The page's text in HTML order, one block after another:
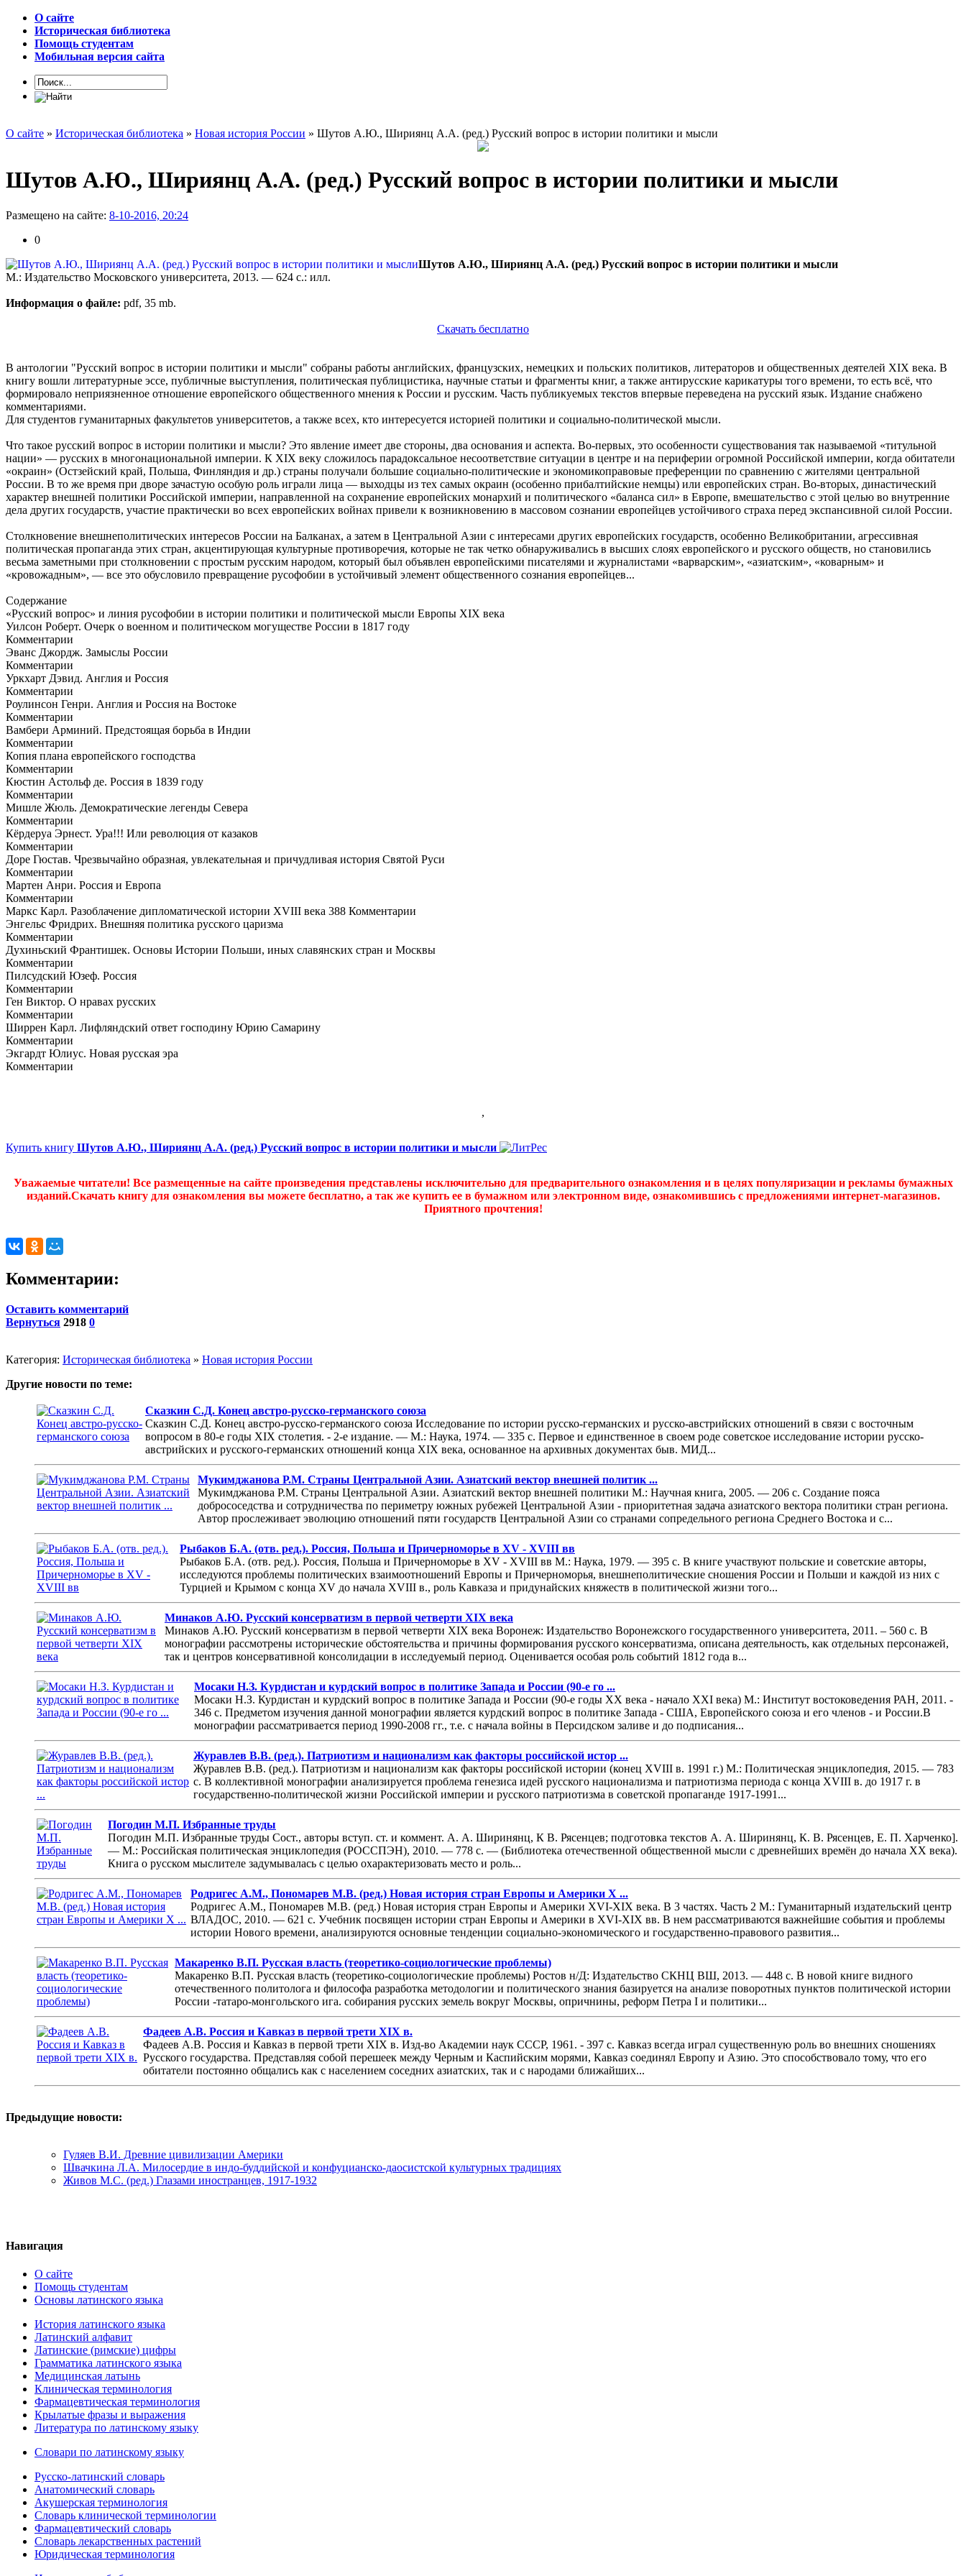
О сайте
Историческая библиотека
Помощь студентам
Мобильная версия сайта
О сайте » Историческая библиотека » Новая история России » Шутов А.Ю., Шириянц А.А. (ред.) Русский вопрос в истории политики и мысли
Шутов А.Ю., Шириянц А.А. (ред.) Русский вопрос в истории политики и мысли
Размещено на сайте: 8-10-2016, 20:24
0
Шутов А.Ю., Шириянц А.А. (ред.) Русский вопрос в истории политики и мысли
М.: Издательство Московского университета, 2013. — 624 с.: илл.
Информация о файле: pdf, 35 mb.
Скачать бесплатно
В антологии "Русский вопрос в истории политики и мысли" собраны работы английских, французских, немецких и польских политиков, литераторов и общественных деятелей XIX века. В
книгу вошли литературные эссе, публичные выступления, политическая публицистика, научные статьи и фрагменты книг, а также антирусские карикатуры того времени, то есть всё, что
формировало неприязненное отношение европейского общественного мнения к России и русским. Часть публикуемых текстов впервые переведена на русский язык. Издание снабжено
комментариями.
Для студентов гуманитарных факультетов университетов, а также всех, кто интересуется историей политики и социально-политической мысли.
Что такое русский вопрос в истории политики и мысли? Это явление имеет две стороны, два основания и аспекта. Во-первых, это особенности существования так называемой «титульной
нации» — русских в многонациональной империи. К XIX веку сложилось парадоксальное несоответствие ситуации в центре и на периферии огромной Российской империи, когда обитатели
«окраин» (Остзейский край, Польша, Финляндия и др.) страны получали большие социально-политические и экономикоправовые преференции по сравнению с жителями центральной
России. В то же время при дворе зачастую особую роль играли лица — выходцы из тех самых окраин (особенно прибалтийские немцы) или европейских стран. Во-вторых, династический
характер внешней политики Российской империи, направленной на сохранение европейских монархий и политического «баланса сил» в Европе, вмешательство с этой целью во внутренние
дела других государств, участие практически во всех европейских войнах привели к возникновению в массовом сознании европейцев устойчивого страха перед экспансивной силой России.
Столкновение внешнеполитических интересов России на Балканах, а затем в Центральной Азии с интересами других европейских государств, особенно Великобритании, агрессивная
политическая пропаганда этих стран, акцентирующая культурные противоречия, которые не так четко обнаруживались в высших слоях европейского и русского обществ, но становились
весьма заметными при столкновении с простым русским народом, который был объявлен европейскими писателями и журналистами «варварским», «азиатским», «коварным» и
«кровожадным», — все это обусловило превращение русофобии в устойчивый элемент общественного сознания европейцев...
Содержание
«Русский вопрос» и линия русофобии в истории политики и политической мысли Европы XIX века
Уилсон Роберт. Очерк о военном и политическом могуществе России в 1817 году
Комментарии
Эванс Джордж. Замыслы России
Комментарии
Уркхарт Дэвид. Англия и Россия
Комментарии
Роулинсон Генри. Англия и Россия на Востоке
Комментарии
Вамбери Арминий. Предстоящая борьба в Индии
Комментарии
Копия плана европейского господства
Комментарии
Кюстин Астольф де. Россия в 1839 году
Комментарии
Мишле Жюль. Демократические легенды Севера
Комментарии
Кёрдеруа Эрнест. Ура!!! Или революция от казаков
Комментарии
Доре Гюстав. Чрезвычайно образная, увлекательная и причудливая история Святой Руси
Комментарии
Мартен Анри. Россия и Европа
Комментарии
Маркс Карл. Разоблачение дипломатической истории XVIII века 388 Комментарии
Энгельс Фридрих. Внешняя политика русского царизма
Комментарии
Духиньский Франтишек. Основы Истории Польши, иных славянских стран и Москвы
Комментарии
Пилсудский Юзеф. Россия
Комментарии
Ген Виктор. О нравах русских
Комментарии
Ширрен Карл. Лифляндский ответ господину Юрию Самарину
Комментарии
Экгардт Юлиус. Новая русская эра
Комментарии
,
Купить книгу Шутов А.Ю., Шириянц А.А. (ред.) Русский вопрос в истории политики и мысли
Уважаемые читатели! Все размещенные на сайте произведения представлены исключительно для предварительного ознакомления и в целях популяризации и рекламы бумажных
изданий.Скачать книгу для ознакомления вы можете бесплатно, а так же купить ее в бумажном или электронном виде, ознакомившись с предложениями интернет-магазинов.
Приятного прочтения!
Комментарии:
Оставить комментарий
Вернуться 2918 0
Категория: Историческая библиотека » Новая история России
Другие новости по теме:
Сказкин С.Д. Конец австро-русско-германского союза
Сказкин С.Д. Конец австро-русско-германского союза Исследование по истории русско-германских и русско-австрийских отношений в связи с восточным
вопросом в 80-е годы XIX столетия. - 2-е издание. — М.: Наука, 1974. — 335 с. Первое и единственное в своем роде советское исследование истории русско-
австрийских и русского-германских отношений конца XIX века, основанное на архивных документах быв. МИД...
Мукимджанова Р.М. Страны Центральной Азии. Азиатский вектор внешней политик ...
Мукимджанова Р.М. Страны Центральной Азии. Азиатский вектор внешней политики М.: Научная книга, 2005. — 206 с. Создание пояса
добрососедства и сотрудничества по периметру южных рубежей Центральной Азии - приоритетная задача азиатского вектора политики стран региона.
Автор прослеживает эволюцию отношений пяти государств Центральной Азии со странами сопредельного региона Среднего Востока и с...
Рыбаков Б.А. (отв. ред.). Россия, Польша и Причерноморье в XV - XVIII вв
Рыбаков Б.А. (отв. ред.). Россия, Польша и Причерноморье в XV - XVIII вв М.: Наука, 1979. — 395 с. В книге участвуют польские и советские авторы,
исследуются проблемы политических взаимоотношений Европы и Причерноморья, внешнеполитические сношения России и Польши и каждой из них с
Турцией и Крымом с конца XV до начала XVIII в., роль Кавказа и придунайских княжеств в политической жизни того...
Минаков А.Ю. Русский консерватизм в первой четверти XIX века
Минаков А.Ю. Русский консерватизм в первой четверти XIX века Воронеж: Издательство Воронежского государственного университета, 2011. – 560 с. В
монографии рассмотрены исторические обстоятельства и причины формирования русского консерватизма, описана деятельность, как отдельных персонажей,
так и центров консервативной консолидации в исследуемый период. Оценивается особая роль событий 1812 года в...
Мосаки Н.З. Курдистан и курдский вопрос в политике Запада и России (90-е го ...
Мосаки Н.З. Курдистан и курдский вопрос в политике Запада и России (90-е годы ХХ века - начало XXI века) М.: Институт востоковедения РАН, 2011. -
346 с. Предметом изучения данной монографии является курдский вопрос в политике Запада - США, Европейского союза и его членов - и России.В
монографии рассматривается период 1990-2008 гг., т.е. с начала войны в Персидском заливе и до подписания...
Журавлев В.В. (ред.). Патриотизм и национализм как факторы российской истор ...
Журавлев В.В. (ред.). Патриотизм и национализм как факторы российской истории (конец XVIII в. 1991 г.) М.: Политическая энциклопедия, 2015. — 783
с. В коллективной монографии анализируется проблема генезиса идей русского национализма и патриотизма периода с конца XVIII в. до 1917 г. в
государственно-политической жизни Российской империи и русского патриотизма в советской пропаганде 1917-1991...
Погодин М.П. Избранные труды
Погодин М.П. Избранные труды Сост., авторы вступ. ст. и коммент. А. А. Ширинянц, К В. Рясенцев; подготовка текстов А. А. Ширинянц, К. В. Рясенцев, Е. П. Харченко].
— М.: Российская политическая энциклопедия (РОССПЭН), 2010. — 778 с. — (Библиотека отечественной общественной мысли с древнейших времён до начала XX века).
Книга о русском мыслителе задумывалась с целью охарактеризовать место и роль...
Родригес A.M., Пономарев М.В. (ред.) Новая история стран Европы и Америки X ...
Родригес A.M., Пономарев М.В. (ред.) Новая история стран Европы и Америки XVI-XIX века. В 3 частях. Часть 2 М.: Гуманитарный издательский центр
ВЛАДОС, 2010. — 621 с. Учебник посвящен истории стран Европы и Америки в XVI-XIX вв. В нем рассматриваются важнейшие события и проблемы
истории Нового времени, анализируются основные тенденции социально-экономического и государственно-правового развития...
Макаренко В.П. Русская власть (теоретико-социологические проблемы)
Макаренко В.П. Русская власть (теоретико-социологические проблемы) Ростов н/Д: Издательство СКНЦ ВШ, 2013. — 448 с. В новой книге видного
отечественного политолога и философа разработка методологии и политического знания базируется на анализе поворотных пунктов политической истории
России -татаро-монгольского ига. собирания русских земель вокруг Москвы, опричнины, реформ Петра I и политики...
Фадеев А.В. Россия и Кавказ в первой трети XIX в.
Фадеев А.В. Россия и Кавказ в первой трети XIX в. Изд-во Академии наук СССР, 1961. - 397 с. Кавказ всегда играл существенную роль во внешних сношениях
Русского государства. Представляя собой перешеек между Черным и Каспийским морями, Кавказ соединял Европу и Азию. Это способствовало тому, что его
обитатели постоянно общались как с населением соседних азиатских, так и с народами ближайших...
Предыдущие новости:
Гуляев В.И. Древние цивилизации Америки
Швачкина Л.А. Милосердие в индо-буддийской и конфуцианско-даосистской культурных традициях
Живов М.С. (ред.) Глазами иностранцев, 1917-1932
Навигация
О сайте
Помощь студентам
Основы латинского языка
История латинского языка
Латинский алфавит
Латинские (римские) цифры
Грамматика латинского языка
Медицинская латынь
Клиническая терминология
Фармацевтическая терминология
Крылатые фразы и выражения
Литература по латинскому языку
Словари по латинскому языку
Русско-латинский словарь
Анатомический словарь
Акушерская терминология
Словарь клинической терминологии
Фармацевтический словарь
Словарь лекарственных растений
Юридическая терминология